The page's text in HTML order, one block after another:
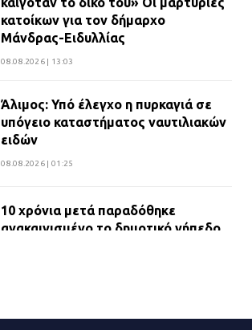
κατοίκων για τον δήμαρχο
Μάνδρας-Ειδυλλίας
08.08.2026 | 13:03
Άλιμος: Υπό έλεγχο η πυρκαγιά σε
υπόγειο καταστήματος ναυτιλιακών
ειδών
08.08.2026 | 01:25
10 χρόνια μετά παραδόθηκε
ανακαινισμένο το δημοτικό γήπεδο
ΔΗΜΟΣ ΜΑΝΔΡΑΣ ΕΙΔΥΛΛΙΑΣ: